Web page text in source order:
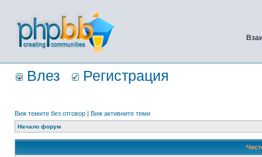
Влез Регистрация
Виж темите без отговор | Виж активните теми
Начало форум